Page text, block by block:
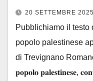
20 SETTEMBRE 2025
Pubblichiamo il testo
popolo palestinese
di Trevignano Romano.
𝐩𝐨𝐩𝐨𝐥𝐨 𝐩𝐚𝐥𝐞𝐬𝐭𝐢𝐧𝐞𝐬𝐞,